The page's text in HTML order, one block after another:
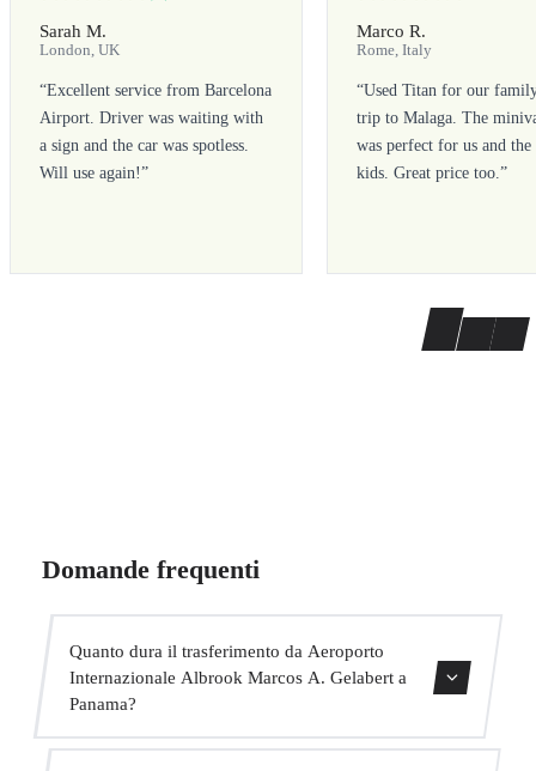
Sarah M.
London, UK
“Excellent service from Barcelona
Airport. Driver was waiting with
a sign and the car was spotless.
Will use again!”
Marco R.
Rome, Italy
“Used Titan for our
trip to Malaga. The
was perfect for us and the
kids. Great price too.”
Domande frequenti
Quanto dura il trasferimento da Aeroporto
Internazionale Albrook Marcos A. Gelabert a
Panama?